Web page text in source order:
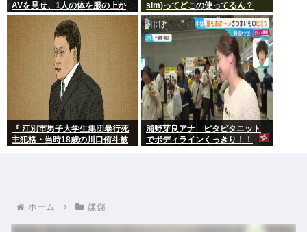
AVを見せ、1人の体を服の上か
ら触る「服の上からぺろっと触
ったと思う」
sim)ってどこの使ってるん？
『 江別市男子大学生集団暴行死
主犯格・当時18歳の川口侑斗被
浦野芽良アナ ピタピタニット
でボディラインくっきり！！
ホーム 嫌儲